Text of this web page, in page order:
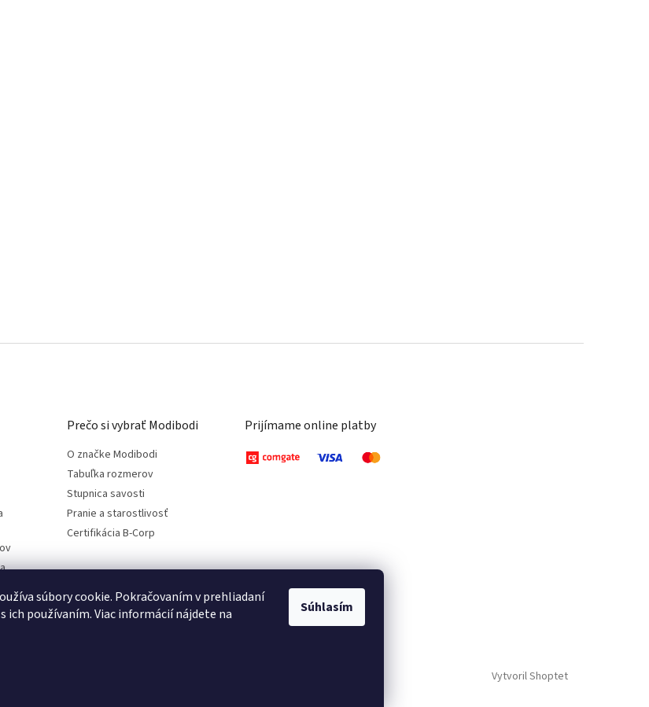
súbory cookie. Pokračovaním v prehliadaní
používaním. Viac informácií nájdete na
Súhlasím
Prečo si vybrať Modibodi
O značke Modibodi
Tabuľka rozmerov
Stupnica savosti
Pranie a starostlivosť
Certifikácia B-Corp
Prijímame online platby
Vytvoril Shoptet